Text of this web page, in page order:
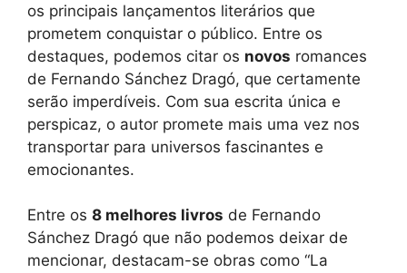
os principais lançamentos literários que
prometem conquistar o público. Entre os
destaques, podemos citar os novos romances
de Fernando Sánchez Dragó, que certamente
serão imperdíveis. Com sua escrita única e
perspicaz, o autor promete mais uma vez nos
transportar para universos fascinantes e
emocionantes.
Entre os 8 melhores livros de Fernando
Sánchez Dragó que não podemos deixar de
mencionar, destacam-se obras como “La